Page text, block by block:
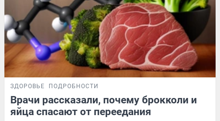
ЗДОРОВЬЕ ПОДРОБНОСТИ
Врачи рассказали, почему брокколи и
яйца спасают от переедания